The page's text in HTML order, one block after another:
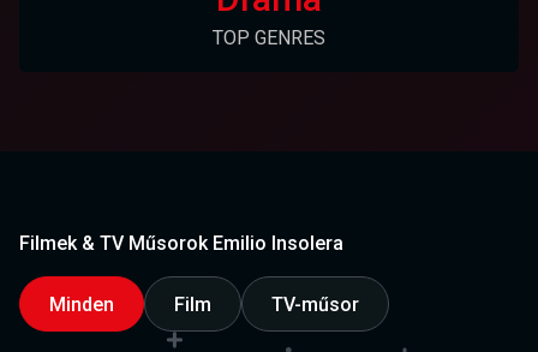
TOP GENRES
Filmek & TV Műsorok Emilio Insolera
Minden Film TV-műsor